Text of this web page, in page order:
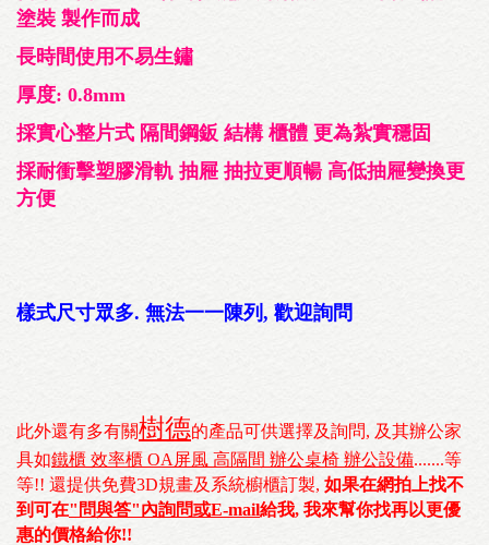
塗裝 製作而成
長時間使用不易生鏽
厚度: 0.8mm
採實心整片式 隔間鋼鈑 結構 櫃體 更為紮實穩固
採耐衝擊塑膠滑軌 抽屜 抽拉更順暢 高低抽屜變換更
方便
樣式尺寸眾多. 無法一一陳列, 歡迎詢問
此外還有多有關樹德的產品可供選擇及詢問, 及其辦公家
具如鐵櫃 效率櫃 OA屏風 高隔間 辦公桌椅 辦公設備.......等
等!! 還提供免費3D規畫及系統櫥櫃訂製, 如果在網拍上找不
到可在"問與答"內詢問或E-mail給我, 我來幫你找再以更優
惠的價格給你!!